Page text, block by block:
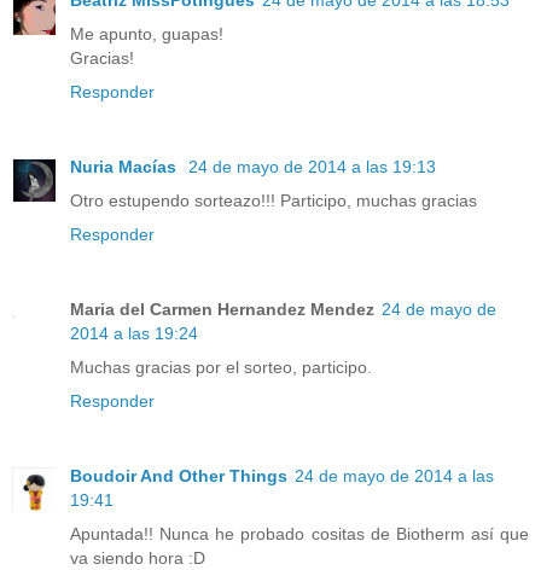
Me apunto, guapas!
Gracias!
Responder
Nuria Macías
24 de mayo de 2014 a las 19:13
Otro estupendo sorteazo!!! Participo, muchas gracias
Responder
Maria del Carmen Hernandez Mendez 24 de mayo de
2014 a las 19:24
Muchas gracias por el sorteo, participo.
Responder
Boudoir And Other Things 24 de mayo de 2014 a las
19:41
Apuntada!! Nunca he probado cositas de Biotherm así que
va siendo hora :D